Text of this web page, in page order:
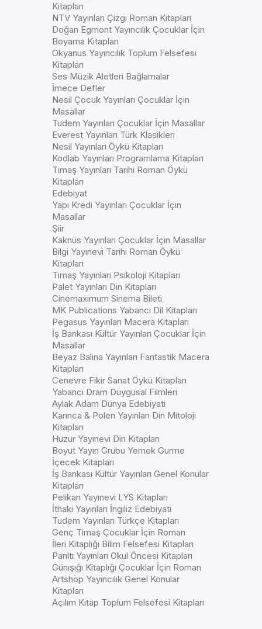
Kitapları
NTV Yayınları Çizgi Roman Kitapları
Doğan Egmont Yayıncılık Çocuklar İçin
Boyama Kitapları
Okyanus Yayıncılık Toplum Felsefesi
Kitapları
Ses Müzik Aletleri Bağlamalar
İmece Defler
Nesil Çocuk Yayınları Çocuklar İçin
Masallar
Tudem Yayınları Çocuklar İçin Masallar
Everest Yayınları Türk Klasikleri
Nesil Yayınları Öykü Kitapları
Kodlab Yayınları Programlama Kitapları
Timaş Yayınları Tarihi Roman Öykü
Kitapları
Edebiyat
Yapı Kredi Yayınları Çocuklar İçin
Masallar
Şiir
Kaknüs Yayınları Çocuklar İçin Masallar
Bilgi Yayınevi Tarihi Roman Öykü
Kitapları
Timaş Yayınları Psikoloji Kitapları
Palet Yayınları Din Kitapları
Cinemaximum Sinema Bileti
MK Publications Yabancı Dil Kitapları
Pegasus Yayınları Macera Kitapları
İş Bankası Kültür Yayınları Çocuklar İçin
Masallar
Beyaz Balina Yayınları Fantastik Macera
Kitapları
Cenevre Fikir Sanat Öykü Kitapları
Yabancı Dram Duygusal Filmleri
Aylak Adam Dünya Edebiyati
Karınca & Polen Yayınları Din Mitoloji
Kitapları
Huzur Yayınevi Din Kitapları
Boyut Yayın Grubu Yemek Gurme
İçecek Kitapları
İş Bankası Kültür Yayınları Genel Konular
Kitapları
Pelikan Yayınevi LYS Kitapları
İthaki Yayınları İngiliz Edebiyati
Tudem Yayınları Türkçe Kitapları
Genç Timaş Çocuklar İçin Roman
İleri Kitaplığı Bilim Felsefesi Kitapları
Parıltı Yayınları Okul Öncesi Kitapları
Günışığı Kitaplığı Çocuklar İçin Roman
Artshop Yayıncılık Genel Konular
Kitapları
Açılım Kitap Toplum Felsefesi Kitapları